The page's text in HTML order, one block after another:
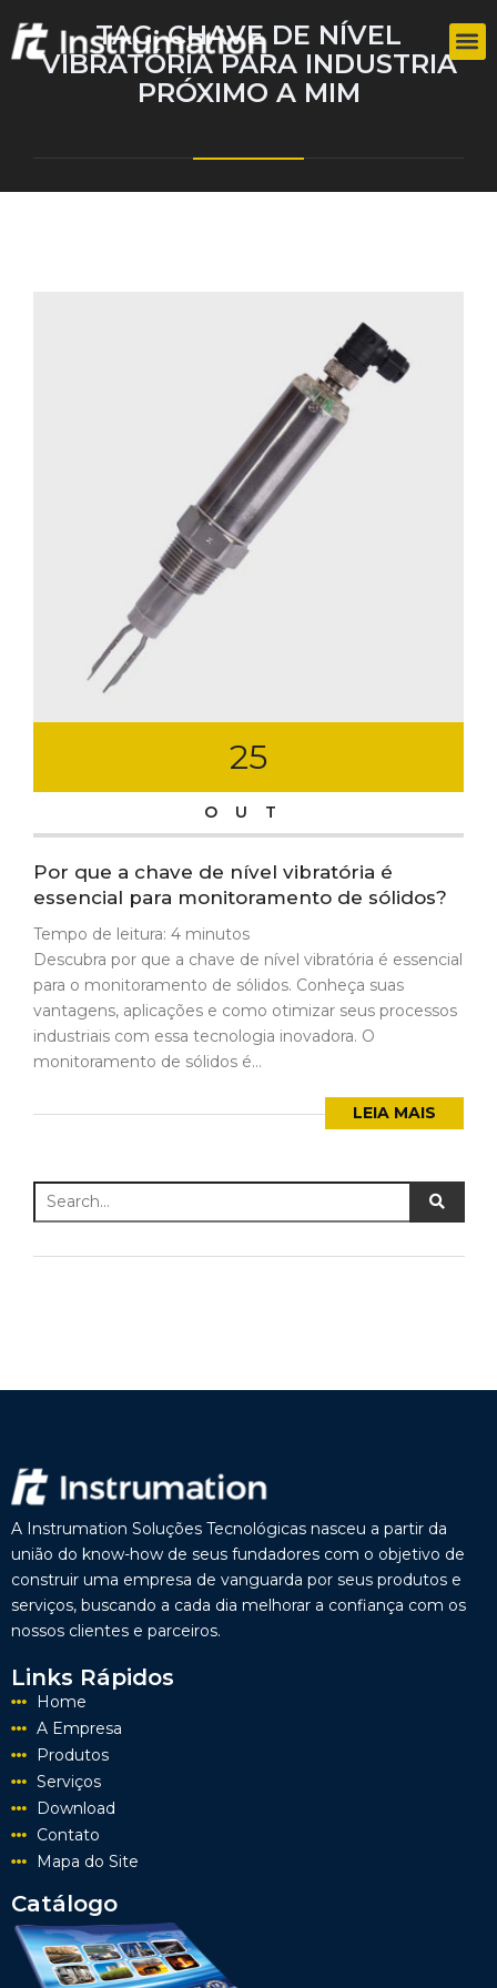
TAG:CHAVE DE NÍVEL
VIBRATÓRIA PARA INDUSTRIA
PRÓXIMO A MIM
25
OUT
Por que a chave de nível vibratória é
essencial para monitoramento de sólidos?
Tempo de leitura: 4 minutos
Descubra por que a chave de nível vibratória é essencial
para o monitoramento de sólidos. Conheça suas
vantagens, aplicações e como otimizar seus processos
industriais com essa tecnologia inovadora. O
monitoramento de sólidos é...
LEIA MAIS
A Instrumation Soluções Tecnológicas nasceu a partir da
união do know-how de seus fundadores com o objetivo de
construir uma empresa de vanguarda por seus produtos e
serviços, buscando a cada dia melhorar a confiança com os
nossos clientes e parceiros.
Links Rápidos
Home
A Empresa
Produtos
Serviços
Download
Contato
Mapa do Site
Catálogo